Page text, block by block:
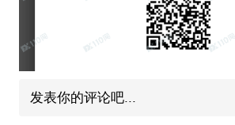
发表你的评论吧...